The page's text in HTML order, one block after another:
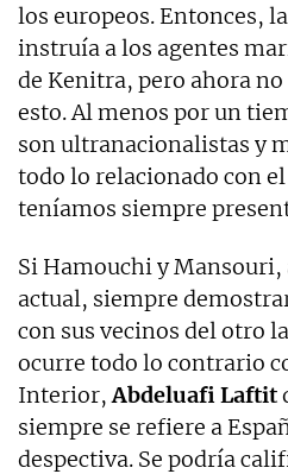
los europeos. Entonces,
instruía a los agentes
de Kenitra, pero ahora no
esto. Al menos por un
son ultranacionalistas y
todo lo relacionado con
teníamos siempre
Si Hamouchi y
actual, siempre
con sus vecinos del otro
ocurre todo lo contrario
Interior,Abdeluafi Laftit
siempre se refiere a
despectiva. Se podría